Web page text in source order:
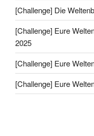
[Challenge] Die
[Challenge] Eure
2025
[Challenge] Eure
[Challenge] Eure